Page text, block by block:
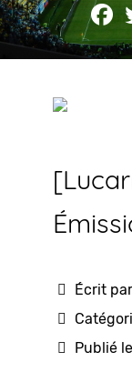
Écrit
Publié